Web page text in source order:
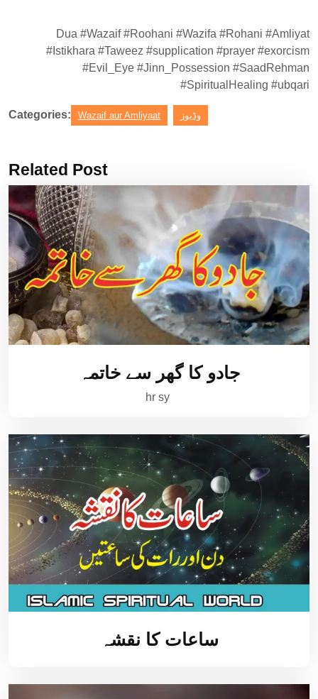
Dua #Wazaif #Roohani #Wazifa #Rohani #Amliyat
#Istikhara #Taweez #supplication #prayer #exorcism
#Evil_Eye #Jinn_Possession #SaadRehman
#SpiritualHealing #ubqari
Categories: Wazaif aur Amliyaat وڈیوز
Related Post
جادو کا گھر سے خاتمہ
hr sy
ساعات کا نقشہ